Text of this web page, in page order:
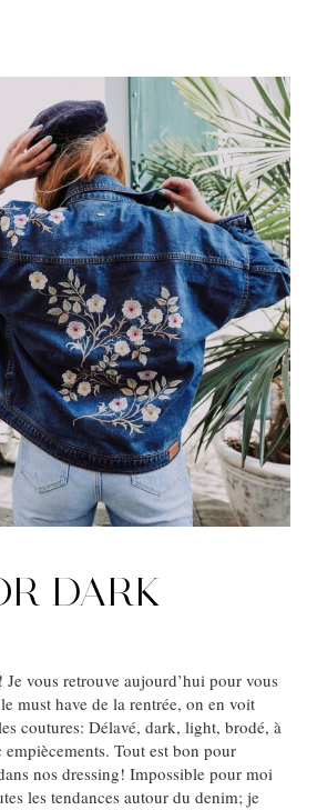
DARK
vous retrouve aujourd’hui pour vous
must have de la rentrée, on en voit
coutures: Délavé, dark, light, brodé, à
empiècements. Tout est bon pour
nos dressing! Impossible pour moi
les tendances autour du denim; je